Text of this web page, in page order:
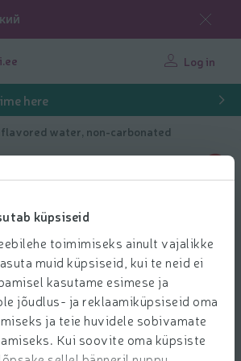
küpsiseid
toimimiseks ainult vajalikke
muid küpsiseid, kui te neid ei
kasutame esimese ja
jõudlus- ja reklaamiküpsiseid oma
ja teie huvidele sobivamate
Kui soovite oma küpsiste
Log in
here
water, non-carbonated